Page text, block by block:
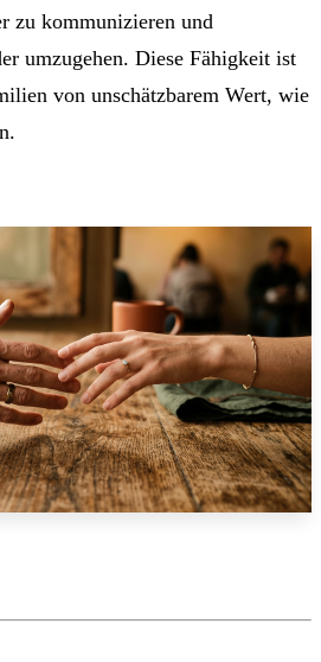
zu kommunizieren und
umzugehen. Diese Fähigkeit ist
von unschätzbarem Wert, wie